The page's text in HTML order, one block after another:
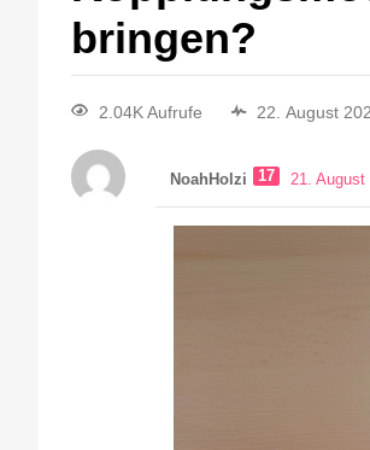
bringen?
2.04K Aufrufe 22. August
NoahHolzi 17 21. August